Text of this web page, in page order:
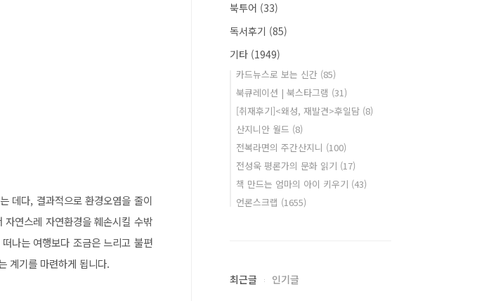
데다, 결과적으로 환경오염을 줄이
연스레 자연환경을 훼손시킬 수밖
나는 여행보다 조금은 느리고 불편
계기를 마련하게 됩니다.
북투어 (33)
독서후기 (85)
기타 (1949)
카드뉴스로 보는 신간 (85)
북큐레이션 | 북스타그램 (31)
[취재후기]<왜성, 재발견>후일담 (8)
산지니안 월드 (8)
전복라면의 주간산지니 (100)
전성욱 평론가의 문화 읽기 (17)
책 만드는 엄마의 아이 키우기 (43)
언론스크랩 (1655)
최근글 인기글